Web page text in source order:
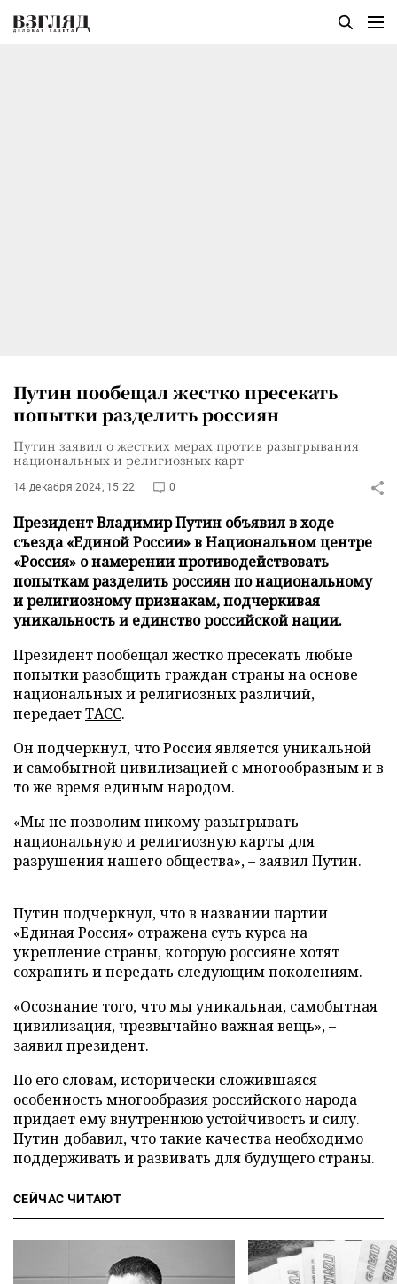
Путин пообещал жестко пресекать
попытки разделить россиян
Путин заявил о жестких мерах против разыгрывания
национальных и религиозных карт
14 декабря 2024, 15:22 0
Президент Владимир Путин объявил в ходе
съезда «Единой России» в Национальном центре
«Россия» о намерении противодействовать
попыткам разделить россиян по национальному
и религиозному признакам, подчеркивая
уникальность и единство российской нации.
Президент пообещал жестко пресекать любые
попытки разобщить граждан страны на основе
национальных и религиозных различий,
передаетТАСС.
Он подчеркнул, что Россия является уникальной
и самобытной цивилизацией с многообразным и в
то же время единым народом.
«Мы не позволим никому разыгрывать
национальную и религиозную карты для
разрушения нашего общества», – заявил Путин.
Путин подчеркнул, что в названии партии
«Единая Россия» отражена суть курса на
укрепление страны, которую россияне хотят
сохранить и передать следующим поколениям.
«Осознание того, что мы уникальная, самобытная
цивилизация, чрезвычайно важная вещь», –
заявил президент.
По его словам, исторически сложившаяся
особенность многообразия российского народа
придает ему внутреннюю устойчивость и силу.
Путин добавил, что такие качества необходимо
поддерживать и развивать для будущего страны.
СЕЙЧАС ЧИТАЮТ